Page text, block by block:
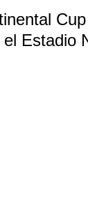
Estadio